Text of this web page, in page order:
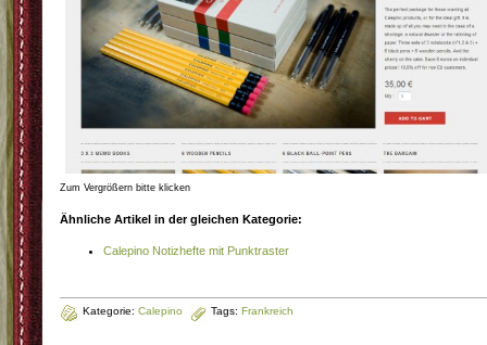
Zum Vergrößern bitte klicken
Ähnliche Artikel in der gleichen Kategorie:
Calepino Notizhefte mit Punktraster
Kategorie: Calepino Tags: Frankreich